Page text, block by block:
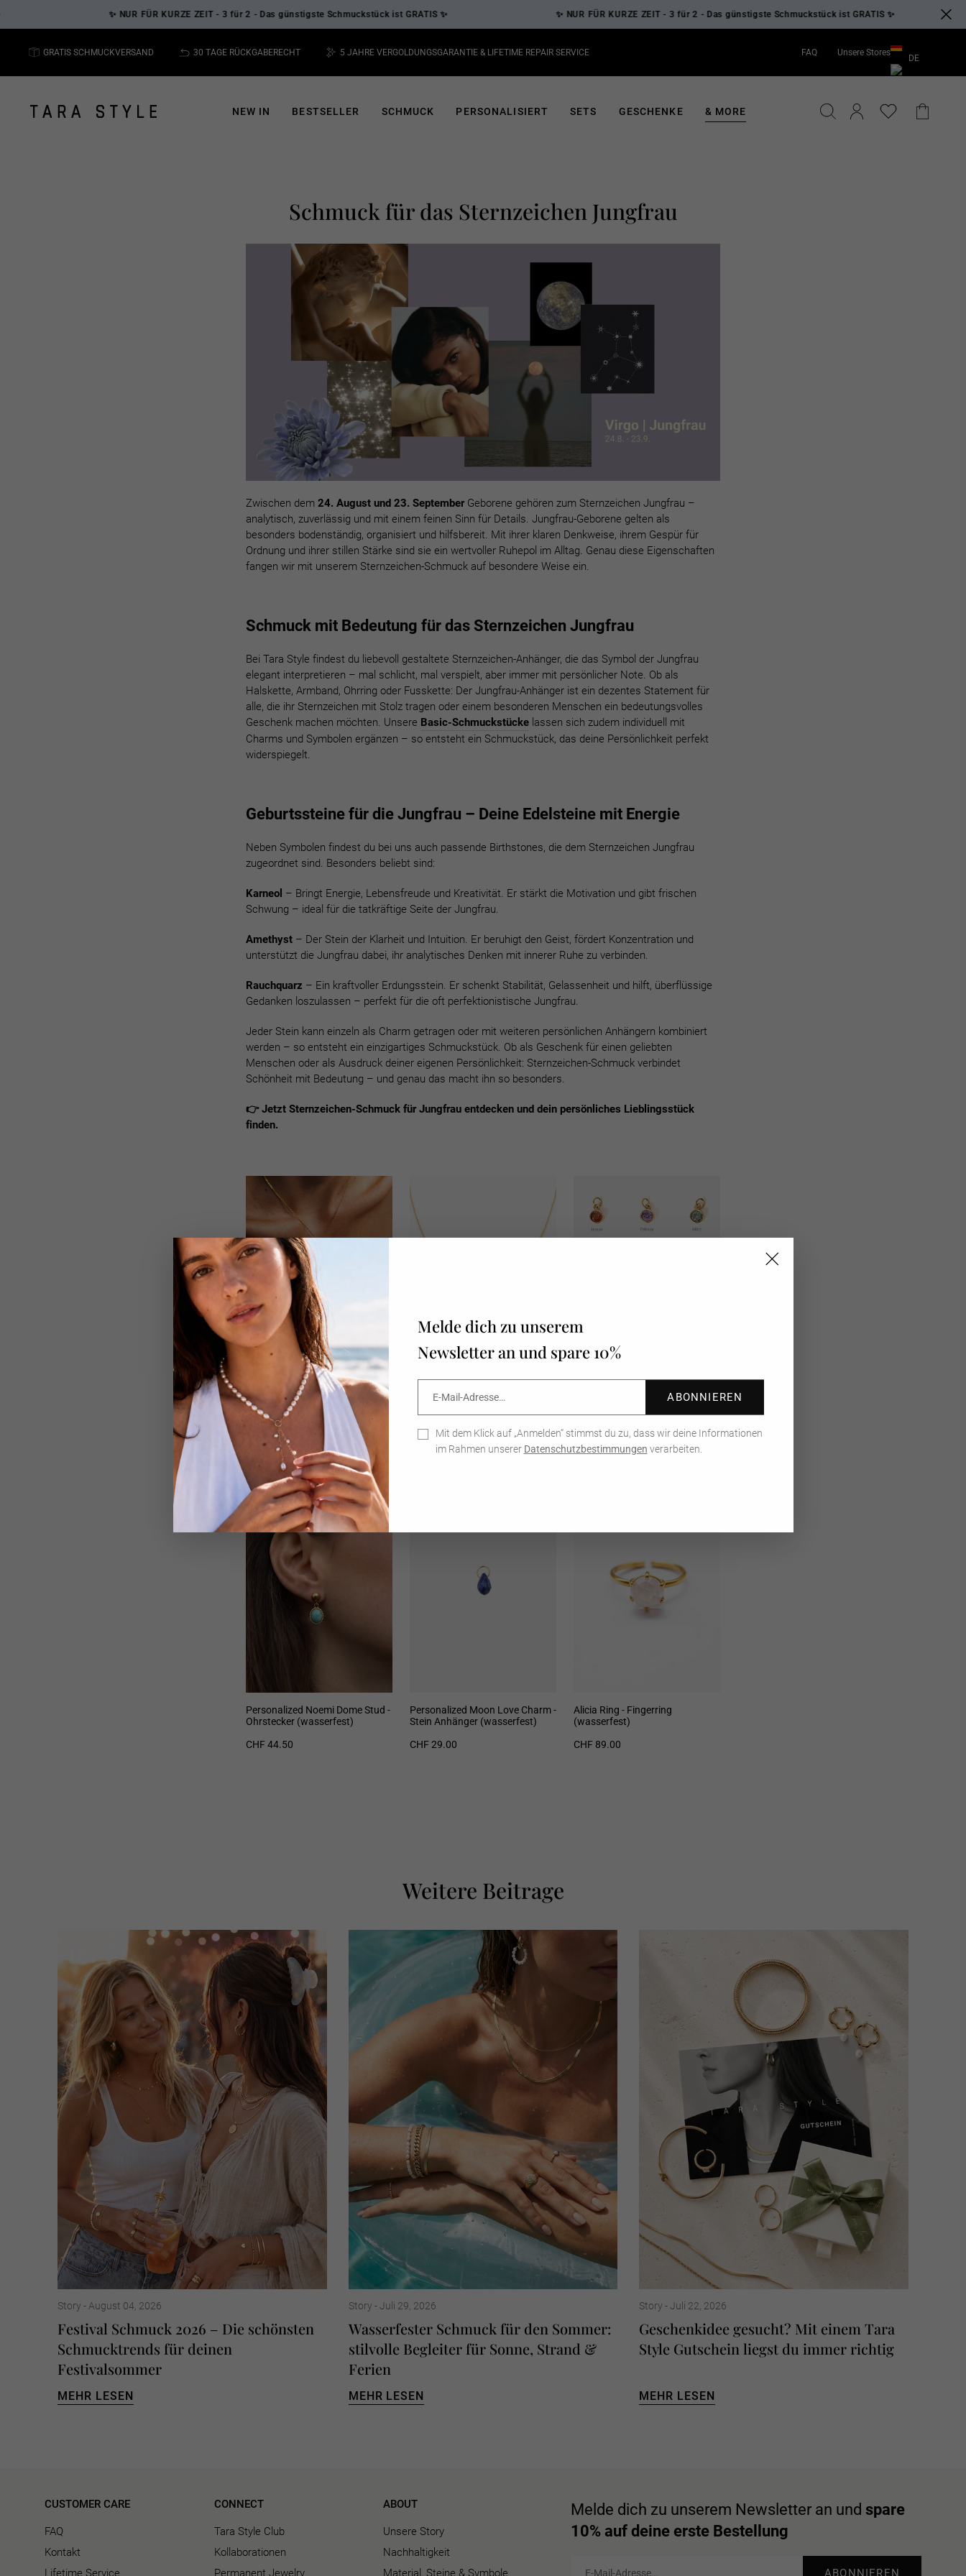
✨ NUR FÜR KURZE ZEIT - 3 für 2 - Das günstigste Schmuckstück ist GRATIS ✨ ✨ NUR FÜR KURZE ZEIT - 3 für 2 - Das günstigste Schmuckstück ist GRATIS ✨
Diashow
GRATIS SCHMUCKVERSAND 30 TAGE RÜCKGABERECHT 5 JAHRE VERGOLDUNGSGARANTIE & LIFETIME REPAIR SERVICE FAQ Unsere Stores
DE
DE
NEW IN BESTSELLER SCHMUCK PERSONALISIERT SETS GESCHENKE & MORE SUCHE EINLOGGEN
Melde dich zu unserem
Newsletter an und spare 10%
Mail-
ABONNIEREN
Mit dem Klick auf „Anmelden“ stimmst du zu, dass wir deine Informationen
im Rahmen unserer Datenschutzbestimmungen verarbeiten.
Schmuck für das Sternzeichen Jungfrau
Zwischen dem 24. August und 23. SeptemberGeborene gehören zum Sternzeichen Jungfrau –
analytisch, zuverlässig und mit einem feinen Sinn für Details. Jungfrau-Geborene gelten als
besonders bodenständig, organisiert und hilfsbereit. Mit ihrer klaren Denkweise, ihrem Gespür für
Ordnung und ihrer stillen Stärke sind sie ein wertvoller Ruhepol im Alltag. Genau diese Eigenschaften
fangen wir mit unserem Sternzeichen-Schmuck auf besondere Weise ein.
Schmuck mit Bedeutung für das Sternzeichen Jungfrau
Bei Tara Style findest du liebevoll gestaltete Sternzeichen-Anhänger, die das Symbol der Jungfrau
elegant interpretieren – mal schlicht, mal verspielt, aber immer mit persönlicher Note. Ob als
Halskette, Armband, Ohrring oder Fusskette: Der Jungfrau-Anhänger ist ein dezentes Statement für
alle, die ihr Sternzeichen mit Stolz tragen oder einem besonderen Menschen ein bedeutungsvolles
Geschenk machen möchten. Unsere Basic-Schmuckstücke lassen sich zudem individuell mit
Charms und Symbolen ergänzen – so entsteht ein Schmuckstück, das deine Persönlichkeit perfekt
widerspiegelt.
Geburtssteine für die Jungfrau – Deine Edelsteine mit Energie
Neben Symbolen findest du bei uns auch passende Birthstones, die dem Sternzeichen Jungfrau
zugeordnet sind. Besonders beliebt sind:
Karneol – Bringt Energie, Lebensfreude und Kreativität. Er stärkt die Motivation und gibt frischen
Schwung – ideal für die tatkräftige Seite der Jungfrau.
Amethyst – Der Stein der Klarheit und Intuition. Er beruhigt den Geist, fördert Konzentration und
unterstützt die Jungfrau dabei, ihr analytisches Denken mit innerer Ruhe zu verbinden.
Rauchquarz – Ein kraftvoller Erdungsstein. Er schenkt Stabilität, Gelassenheit und hilft, überflüssige
Gedanken loszulassen – perfekt für die oft perfektionistische Jungfrau.
Jeder Stein kann einzeln als Charm getragen oder mit weiteren persönlichen Anhängern kombiniert
werden – so entsteht ein einzigartiges Schmuckstück. Ob als Geschenk für einen geliebten
Menschen oder als Ausdruck deiner eigenen Persönlichkeit: Sternzeichen-Schmuck verbindet
Schönheit mit Bedeutung – und genau das macht ihn so besonders.
👉 Jetzt Sternzeichen-Schmuck für Jungfrau entdecken und dein persönliches Lieblingsstück
finden.
Round Zodiac Sign Necklace -
Halskette (wasserfest)
CHF 119.00
CHF 99.00
CHF 29.00
Personalized Noemi Dome Stud -
Ohrstecker (wasserfest)
CHF 44.50
Personalized Moon Love Charm -
Stein Anhänger (wasserfest)
CHF 29.00
Alicia Ring - Fingerring
(wasserfest)
CHF 89.00
Weitere Beitrage
Story - August 04, 2026
Festival Schmuck 2026 – Die schönsten
Schmucktrends für deinen
Festivalsommer
MEHR LESEN
Story -Juli 29, 2026
Wasserfester Schmuck für den Sommer:
stilvolle Begleiter für Sonne, Strand &
Ferien
MEHR LESEN
Story -Juli 22, 2026
Geschenkidee gesucht? Mit einem Tara
Style Gutschein liegst du immer richtig
MEHR LESEN
CUSTOMER CARE
FAQ
Kontakt
Lifetime Service
CONNECT
Tara Style Club
Kollaborationen
Permanent Jewelry
ABOUT
Unsere Story
Nachhaltigkeit
Material, Steine & Symbole
Melde dich zu unserem Newsletter an und spare
10% auf deine erste Bestellung
ABONNIEREN